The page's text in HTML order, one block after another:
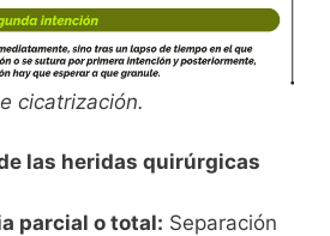
cicatrización.
las heridas quirúrgicas
parcial o total: Separación